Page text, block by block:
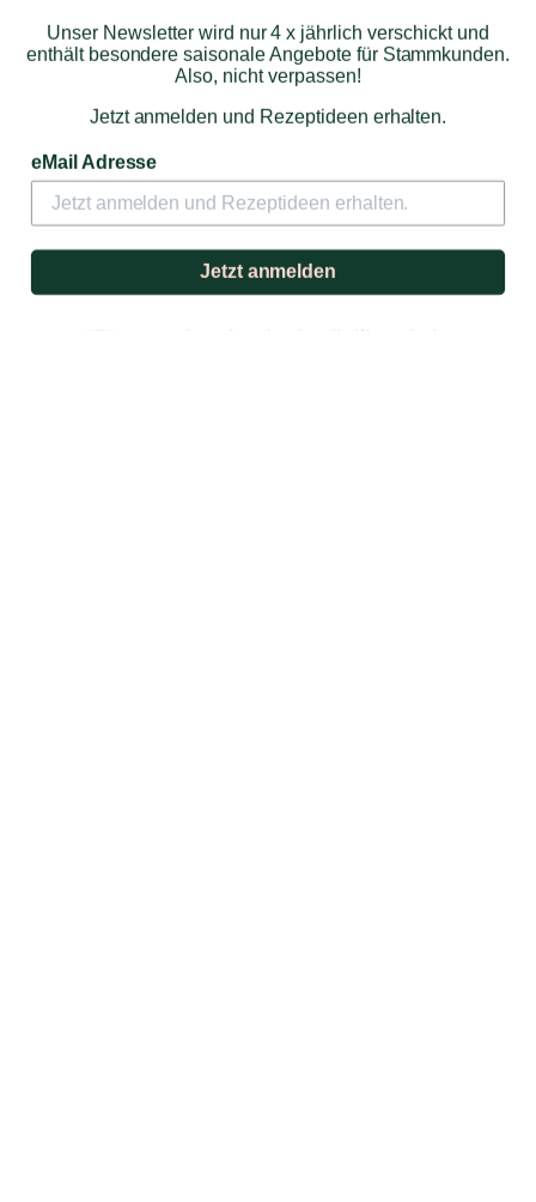
Domaine Louis Moreau -
Bourgogne Blanc 2025
Der Bourgogne Blanc aus dem Hause
der auf eindrucksvolle Weise die feine
Unser Newsletter wird nur 4 x jährlich verschickt und
enthält besondere saisonale Angebote für Stammkunden.
Also, nicht verpassen!
Jetzt anmelden und Rezeptideen erhalten.
eMail Adresse
Jetzt anmelden